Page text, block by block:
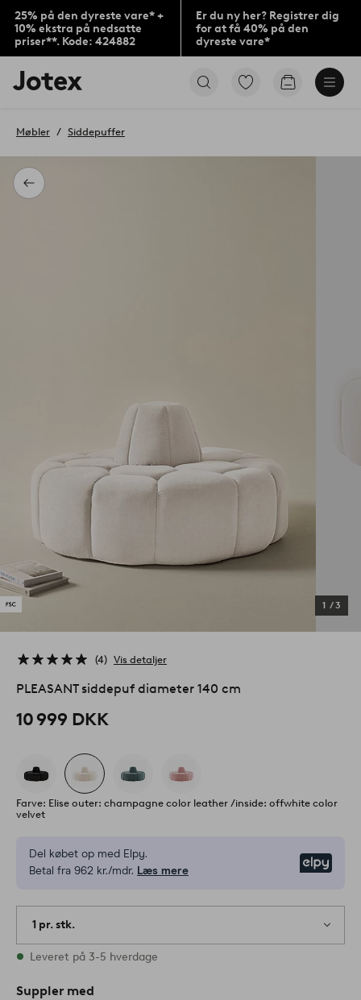
25% på den dyreste vare* +
10% ekstra på nedsatte
priser**. Kode: 424882
Er du ny her? Registrer dig
for at få 40% på den
dyreste vare*
Jotex
logo
til
Gå
Gå
Tilbage
Møbler Siddepuffer
1 /3
4 Vis detaljer
PLEASANT siddepuf diameter 140 cm
10 999 DKK
Farve: Elise outer: champagne color leather /inside: offwhite color
velvet
Del købet op med Elpy.
Betal fra 962 kr./mdr. Læs mere
1 pr. stk.
På lager
Leveret på 3-5 hverdage
Suppler med